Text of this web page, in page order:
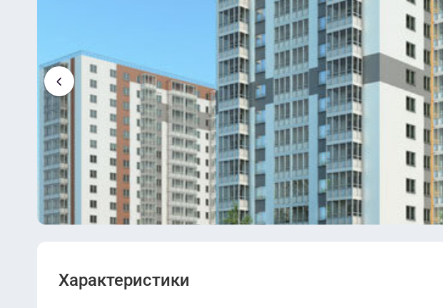
Характеристики